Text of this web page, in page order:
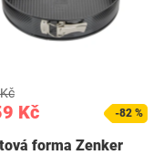
Kč -82 %
forma Zenker